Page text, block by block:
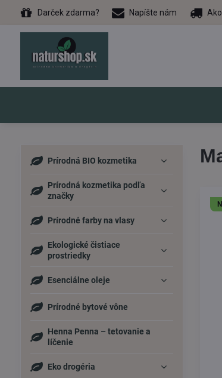
Darček zdarma? Napíšte nám
Prírodná BIO kozmetika
Prírodná kozmetika podľa
značky
Prírodné farby na vlasy
Ekologické čistiace
prostriedky
Esenciálne oleje
Prírodné bytové vône
Henna Penna – tetovanie a
líčenie
Eko drogéria